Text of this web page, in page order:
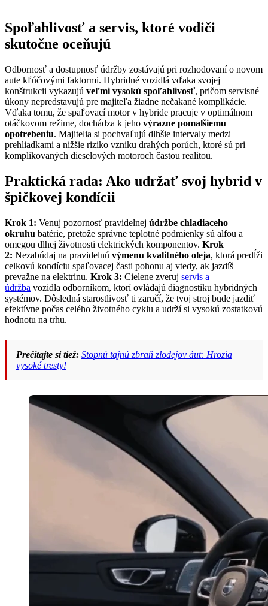
Spoľahlivosť a servis, ktoré vodiči
skutočne oceňujú
Odbornosť a dostupnosť údržby zostávajú pri rozhodovaní o novom
aute kľúčovými faktormi. Hybridné vozidlá vďaka svojej
konštrukcii vykazujú veľmi vysokú spoľahlivosť, pričom servisné
úkony nepredstavujú pre majiteľa žiadne nečakané komplikácie.
Vďaka tomu, že spaľovací motor v hybride pracuje v optimálnom
otáčkovom režime, dochádza k jeho výrazne pomalšiemu
opotrebeniu. Majitelia si pochvaľujú dlhšie intervaly medzi
prehliadkami a nižšie riziko vzniku drahých porúch, ktoré sú pri
komplikovaných dieselových motoroch častou realitou.
Praktická rada: Ako udržať svoj hybrid v
špičkovej kondícii
Krok 1: Venuj pozornosť pravidelnej údržbe chladiaceho
okruhu batérie, pretože správne teplotné podmienky sú alfou a
omegou dlhej životnosti elektrických komponentov. Krok
2: Nezabúdaj na pravidelnú výmenu kvalitného oleja, ktorá predĺži
celkovú kondíciu spaľovacej časti pohonu aj vtedy, ak jazdíš
prevažne na elektrinu. Krok 3: Cielene zveruj servis a
údržba vozidla odborníkom, ktorí ovládajú diagnostiku hybridných
systémov. Dôsledná starostlivosť ti zaručí, že tvoj stroj bude jazdiť
efektívne počas celého životného cyklu a udrží si vysokú zostatkovú
hodnotu na trhu.
Prečítajte si tiež: Stopnú tajnú zbraň zlodejov áut: Hrozia
vysoké tresty!